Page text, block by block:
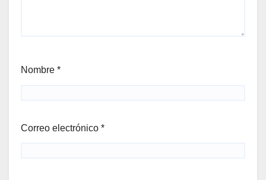
Nombre *
Correo electrónico *